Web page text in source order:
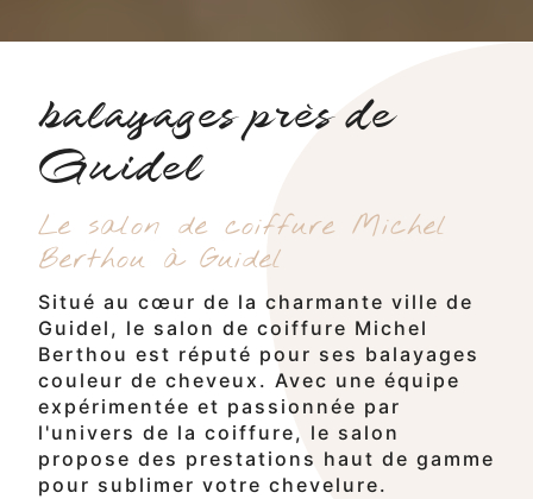
balayages près de
Guidel
Le salon de coiffure Michel
Berthou à Guidel
Situé au cœur de la charmante ville de
Guidel, le salon de coiffure Michel
Berthou est réputé pour ses balayages
couleur de cheveux. Avec une équipe
expérimentée et passionnée par
l'univers de la coiffure, le salon
propose des prestations haut de gamme
pour sublimer votre chevelure.